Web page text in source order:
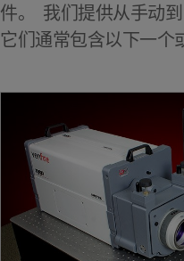
件。 我们提供从手动
它们通常包含以下一个